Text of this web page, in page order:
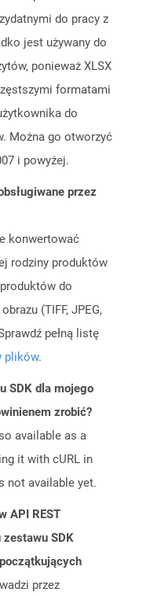
do pracy z
jest używany do
ponieważ XLSX
formatami
do
Można go otworzyć
i powyżej.
przez
konwertować
rodziny produktów
do
(TIFF, JPEG,
pełną listę
plików.
SDK dla mojego
zrobić?
available as a
it with cURL in
not available yet.
API REST
SDK
przez